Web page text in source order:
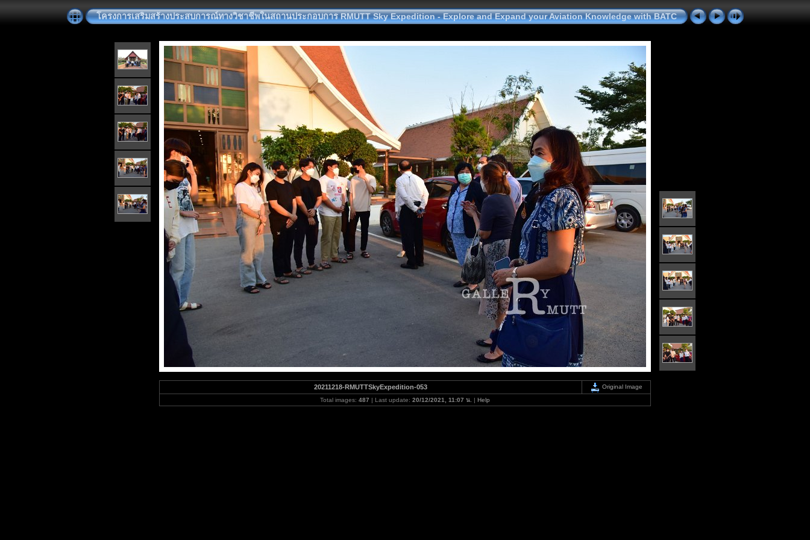
โครงการเสริมสร้างประสบการณ์ทางวิชาชีพในสถานประกอบการ RMUTT Sky Expedition - Explore and Expand your Aviation Knowledge with BATC
20211218-RMUTTSkyExpedition-053
Original Image
Total images: 487 | Last update: 20/12/2021, 11:07 น. | Help